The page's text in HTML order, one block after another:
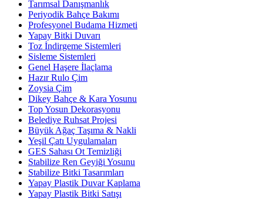
Tarımsal Danışmanlık
Periyodik Bahçe Bakımı
Profesyonel Budama Hizmeti
Yapay Bitki Duvarı
Toz İndirgeme Sistemleri
Sisleme Sistemleri
Genel Haşere İlaçlama
Hazır Rulo Çim
Zoysia Çim
Dikey Bahçe & Kara Yosunu
Top Yosun Dekorasyonu
Belediye Ruhsat Projesi
Büyük Ağaç Taşıma & Nakli
Yeşil Çatı Uygulamaları
GES Sahası Ot Temizliği
Stabilize Ren Geyiği Yosunu
Stabilize Bitki Tasarımları
Yapay Plastik Duvar Kaplama
Yapay Plastik Bitki Satışı